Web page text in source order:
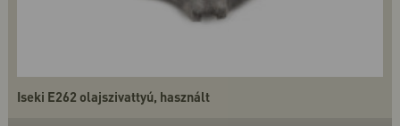
Iseki E262 olajszivattyú, használt